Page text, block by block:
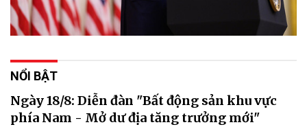
NỔI BẬT
Ngày 18/8: Diễn đàn "Bất động sản khu vực
phía Nam - Mở dư địa tăng trưởng mới"